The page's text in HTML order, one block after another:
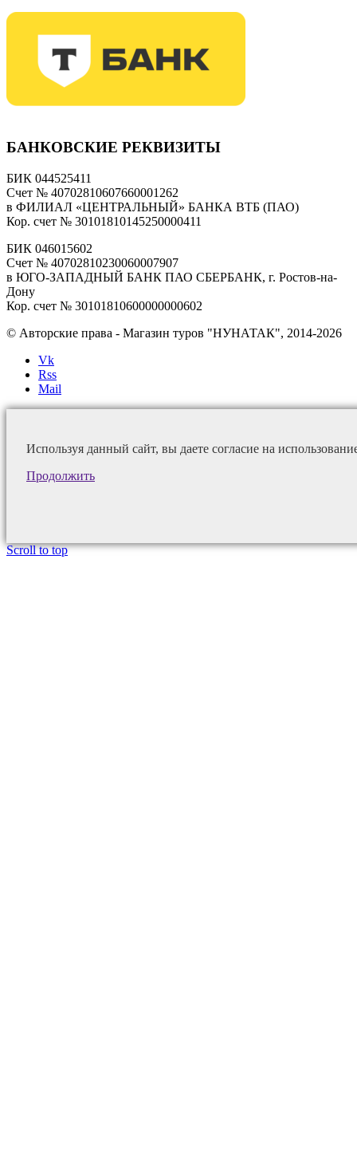
БАНКОВСКИЕ РЕКВИЗИТЫ
БИК 044525411
Счет № 40702810607660001262
в ФИЛИАЛ «ЦЕНТРАЛЬНЫЙ» БАНКА ВТБ (ПАО)
Кор. счет № 30101810145250000411
БИК 046015602
Счет № 40702810230060007907
в ЮГО-ЗАПАДНЫЙ БАНК ПАО СБЕРБАНК, г. Ростов-на-
Дону
Кор. счет № 30101810600000000602
© Авторские права - Магазин туров "НУНАТАК", 2014-2026
Vk
Rss
Mail
Используя данный сайт, вы даете согласие на
Продолжить
Scroll to top